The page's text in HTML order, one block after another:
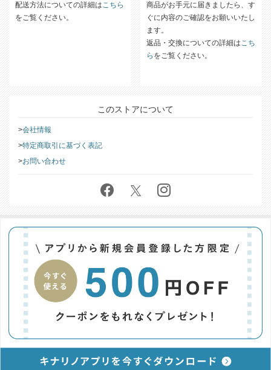
配送方法についての詳細はこちら
をご覧ください。
商品がお手元に届きましたら、す
ぐに内容のご確認をお願いいたし
ます。
返品・交換についての詳細はこち
ら をご覧ください。
このストアについて
会社情報
特定商取引に基づく表記
お問い合わせ